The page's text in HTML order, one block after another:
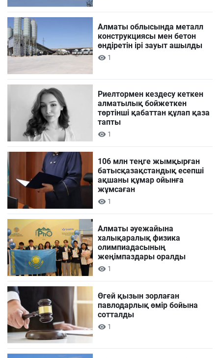
Алматы облысында металл
конструкциясы мен бетон
өндіретін ірі зауыт ашылды
1
Риелтормен кездесу кеткен
алматылық бойжеткен
төртінші қабаттан құлап қаза
тапты
1
106 млн теңге жымқырған
батысқазақстандық есепші
ақшаны құмар ойынға
жұмсаған
1
Алматы әуежайына
халықаралық физика
олимпиадасының
жеңімпаздары оралды
1
Өгей қызын зорлаған
павлодарлық өмір бойына
сотталды
1